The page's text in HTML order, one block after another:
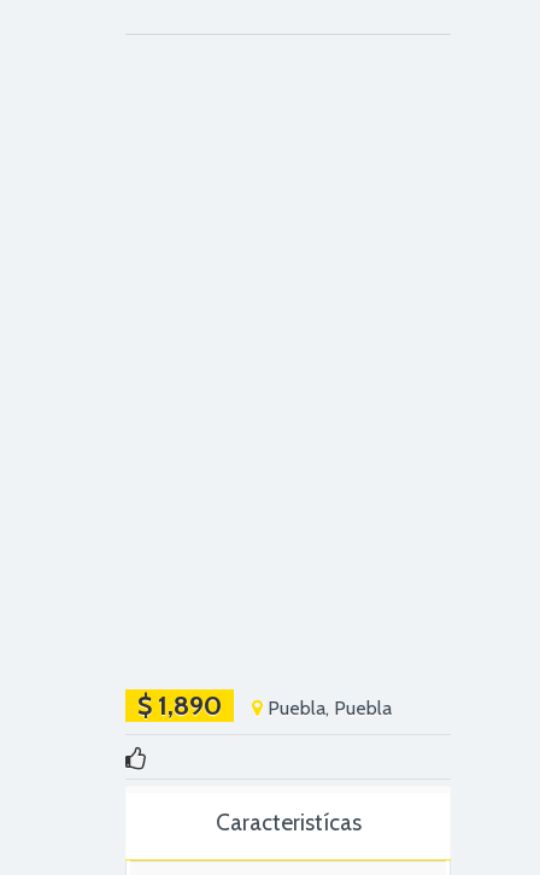
$ 1,890 Puebla, Puebla
Caracteristícas